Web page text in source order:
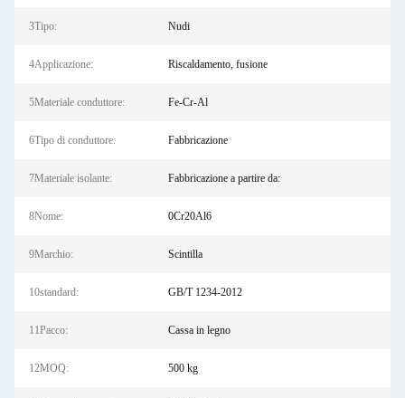
3Tipo: Nudi
4Applicazione: Riscaldamento, fusione
5Materiale conduttore: Fe-Cr-Al
6Tipo di conduttore: Fabbricazione
7Materiale isolante: Fabbricazione a partire da:
8Nome: 0Cr20Al6
9Marchio: Scintilla
10standard: GB/T 1234-2012
11Pacco: Cassa in legno
12MOQ: 500 kg